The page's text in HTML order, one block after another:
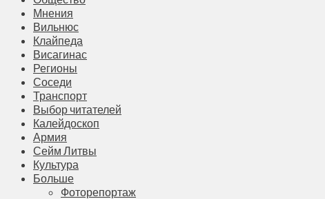
Мнения
Вильнюс
Клайпеда
Висагинас
Регионы
Соседи
Транспорт
Выбор читателей
Калейдоскоп
Армия
Сейм Литвы
Культура
Больше
Фоторепортаж